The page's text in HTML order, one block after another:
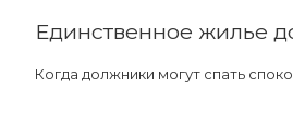
Единственное жилье
Когда должники могут спать